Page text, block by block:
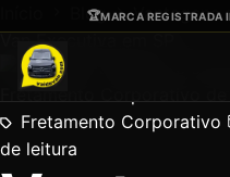
Ir para o conteúdo principal
🏆MARCA REGISTRADA
Blog
Vantagens
Van Executiva em SP
Fretamento Corporativo
de leitura